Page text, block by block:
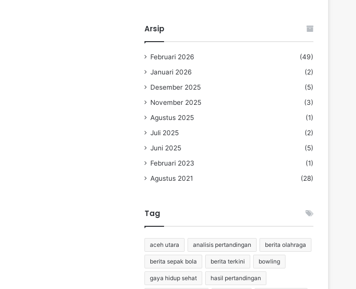
Arsip
Februari 2026
(49)
Januari 2026
(2)
Desember 2025
(5)
November 2025
(3)
Agustus 2025
(1)
Juli 2025
(2)
Juni 2025
(5)
Februari 2023
(1)
Agustus 2021
(28)
Tag
aceh utara analisis pertandingan berita olahraga
berita sepak bola berita terkini bowling
gaya hidup sehat hasil pertandingan